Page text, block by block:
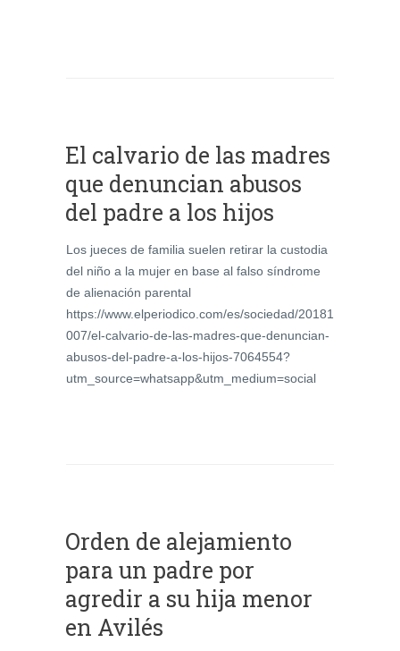
El calvario de las madres
que denuncian abusos
del padre a los hijos
Los jueces de familia suelen retirar la custodia
del niño a la mujer en base al falso síndrome
de alienación parental
https://www.elperiodico.com/es/sociedad/20181
007/el-calvario-de-las-madres-que-denuncian-
abusos-del-padre-a-los-hijos-7064554?
utm_source=whatsapp&utm_medium=social
Orden de alejamiento
para un padre por
agredir a su hija menor
en Avilés